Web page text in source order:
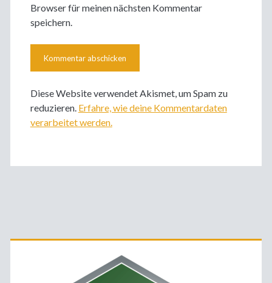
Browser für meinen nächsten Kommentar
speichern.
Diese Website verwendet Akismet, um Spam zu
reduzieren. Erfahre, wie deine Kommentardaten
verarbeitet werden.
Primäre
Sidebar